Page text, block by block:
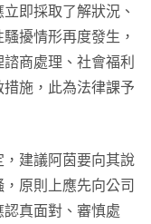
即採取了解狀況、
擾情形再度發生，
商處理、社會福利
施，此為法律課予
建議阿茵要向其說
原則上應先向公司
真面對、審慎處